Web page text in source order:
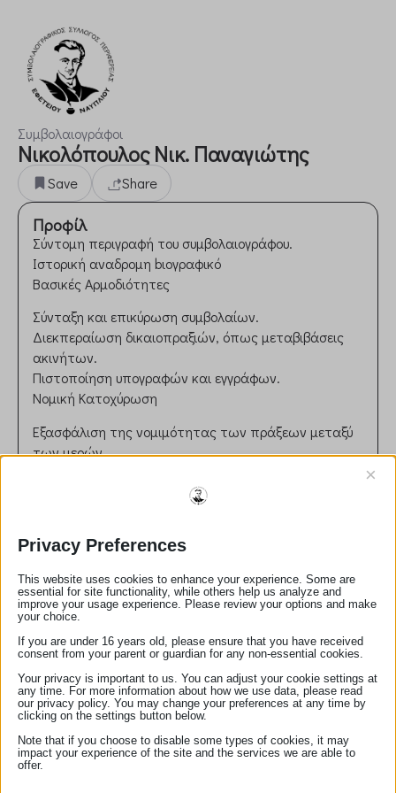
Συμβολαιογράφοι
Νικολόπουλος Νικ. Παναγιώτης
Save Share
Προφίλ
Σύντομη περιγραφή του συμβολαιογράφου.
Ιστορική αναδρομη bιογραφικό
Βασικές Αρμοδιότητες
Σύνταξη και επικύρωση συμβολαίων.
Διεκπεραίωση δικαιοπραξιών, όπως μεταβιβάσεις
ακινήτων.
Πιστοποίηση υπογραφών και εγγράφων.
Νομική Κατοχύρωση
Εξασφάλιση της νομιμότητας των πράξεων μεταξύ
των μερών.
Συμβολή στην πρόληψη νομικών διαφορών μέσω
Παροχή ανεξάρτητης και αντικειμενικής συμβουλής
στους πελάτες.
Τήρηση απορρήτου και εχεμύθειας.
Αμεροληψία και ευθυκρισία στη διεκπεραίωση των
καθηκόντων.
Αριθμός Μητρώου: 100
email:ypothikofilakeioevas@gmail.com
τηλέφωνο:
Privacy Preferences
×
This website uses cookies to enhance your experience. Some are
essential for site functionality, while others help us analyze and
improve your usage experience. Please review your options and make
your choice.
If you are under 16 years old, please ensure that you have received
consent from your parent or guardian for any non-essential cookies.
Your privacy is important to us. You can adjust your cookie settings at
any time. For more information about how we use data, please read
our privacy policy. You may change your preferences at any time by
clicking on the settings button below.
Note that if you choose to disable some types of cookies, it may
impact your experience of the site and the services we are able to
offer.